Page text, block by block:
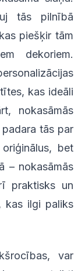
tās pilnībā
piešķir tām
dekoriem.
kas ideāli
nokasāmās
tās par
bet
– nokasāmās
praktisks un
kas ilgi paliks
var